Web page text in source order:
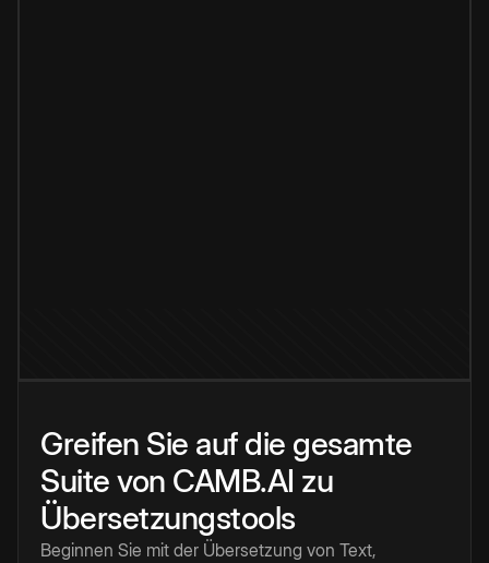
Greifen Sie auf die gesamte
Suite von CAMB.AI zu
Übersetzungstools
Beginnen Sie mit der Übersetzung von Text,